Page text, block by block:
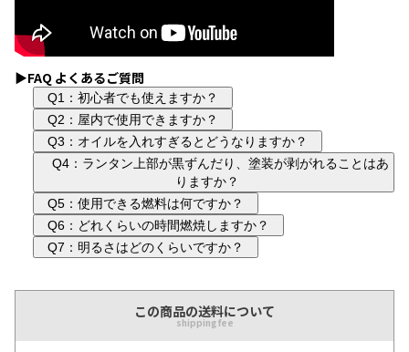
▶FAQ よくあるご質問
Q1：初心者でも使えますか？
Q2：屋内で使用できますか？
Q3：オイルを入れすぎるとどうなりますか？
Q4：ランタン上部が黒ずんだり、塗装が剥がれることはあ
りますか？
Q5：使用できる燃料は何ですか？
Q6：どれくらいの時間燃焼しますか？
Q7：明るさはどのくらいですか？
この商品の送料について
shipping fee